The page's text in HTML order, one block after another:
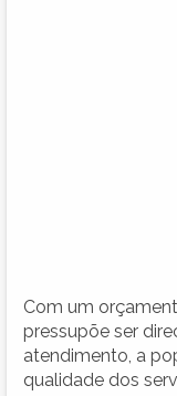
Com um
pressupõe ser
atendimento, a
qualidade dos